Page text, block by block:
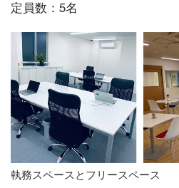
定員数：5名
執務スペースとフリースペース